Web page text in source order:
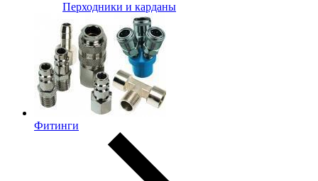
Перходники и карданы
Фитинги